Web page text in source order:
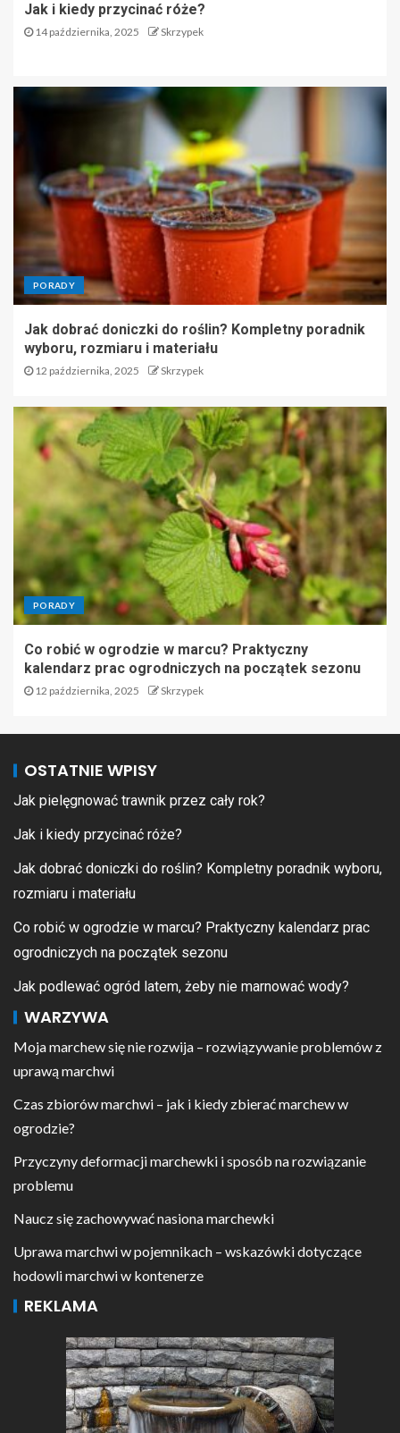
Jak i kiedy przycinać róże?
14 października, 2025 Skrzypek
PORADY
Jak dobrać doniczki do roślin? Kompletny poradnik
wyboru, rozmiaru i materiału
12 października, 2025 Skrzypek
PORADY
Co robić w ogrodzie w marcu? Praktyczny
kalendarz prac ogrodniczych na początek sezonu
12 października, 2025 Skrzypek
OSTATNIE WPISY
Jak pielęgnować trawnik przez cały rok?
Jak i kiedy przycinać róże?
Jak dobrać doniczki do roślin? Kompletny poradnik wyboru,
rozmiaru i materiału
Co robić w ogrodzie w marcu? Praktyczny kalendarz prac
ogrodniczych na początek sezonu
Jak podlewać ogród latem, żeby nie marnować wody?
WARZYWA
Moja marchew się nie rozwija – rozwiązywanie problemów z
uprawą marchwi
Czas zbiorów marchwi – jak i kiedy zbierać marchew w
ogrodzie?
Przyczyny deformacji marchewki i sposób na rozwiązanie
problemu
Naucz się zachowywać nasiona marchewki
Uprawa marchwi w pojemnikach – wskazówki dotyczące
hodowli marchwi w kontenerze
REKLAMA